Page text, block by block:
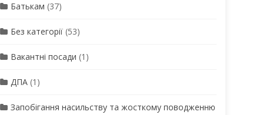
Батькам (37)
Без категорії(53)
Вакантні посади (1)
ДПА(1)
Запобігання насильству та жосткому поводженню